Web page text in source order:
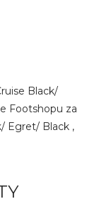
Black/
Footshopu za
Egret/ Black ,